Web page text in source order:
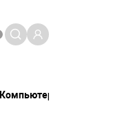
Компьютер